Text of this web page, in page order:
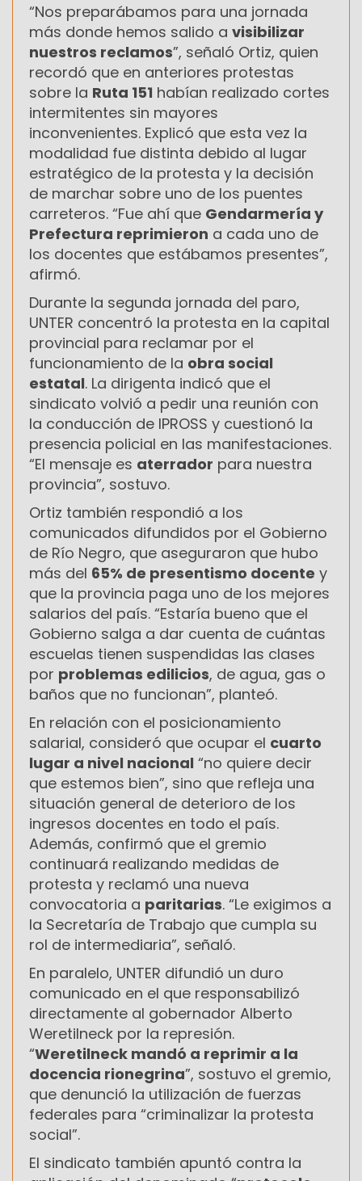
“Nos preparábamos para una jornada
más donde hemos salido a visibilizar
nuestros reclamos”, señaló Ortiz, quien
recordó que en anteriores protestas
sobre la Ruta 151 habían realizado cortes
intermitentes sin mayores
inconvenientes. Explicó que esta vez la
modalidad fue distinta debido al lugar
estratégico de la protesta y la decisión
de marchar sobre uno de los puentes
carreteros. “Fue ahí que Gendarmería y
Prefectura reprimieron a cada uno de
los docentes que estábamos presentes”,
afirmó.
Durante la segunda jornada del paro,
UNTER concentró la protesta en la capital
provincial para reclamar por el
funcionamiento de la obra social
estatal. La dirigenta indicó que el
sindicato volvió a pedir una reunión con
la conducción de IPROSS y cuestionó la
presencia policial en las manifestaciones.
“El mensaje es aterrador para nuestra
provincia”, sostuvo.
Ortiz también respondió a los
comunicados difundidos por el Gobierno
de Río Negro, que aseguraron que hubo
más del 65% de presentismo docente y
que la provincia paga uno de los mejores
salarios del país. “Estaría bueno que el
Gobierno salga a dar cuenta de cuántas
escuelas tienen suspendidas las clases
por problemas edilicios, de agua, gas o
baños que no funcionan”, planteó.
En relación con el posicionamiento
salarial, consideró que ocupar el cuarto
lugar a nivel nacional “no quiere decir
que estemos bien”, sino que refleja una
situación general de deterioro de los
ingresos docentes en todo el país.
Además, confirmó que el gremio
continuará realizando medidas de
protesta y reclamó una nueva
convocatoria a paritarias. “Le exigimos a
la Secretaría de Trabajo que cumpla su
rol de intermediaria”, señaló.
En paralelo, UNTER difundió un duro
comunicado en el que responsabilizó
directamente al gobernador Alberto
Weretilneck por la represión.
“Weretilneck mandó a reprimir a la
docencia rionegrina”, sostuvo el gremio,
que denunció la utilización de fuerzas
federales para “criminalizar la protesta
social”.
El sindicato también apuntó contra la